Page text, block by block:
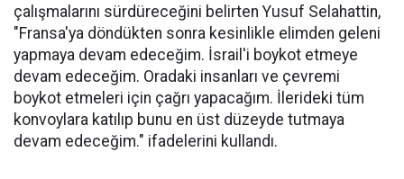
çalışmalarını sürdüreceğini belirten Yusuf Selahattin,
"Fransa'ya döndükten sonra kesinlikle elimden geleni
yapmaya devam edeceğim. İsrail'i boykot etmeye
devam edeceğim. Oradaki insanları ve çevremi
boykot etmeleri için çağrı yapacağım. İlerideki tüm
konvoylara katılıp bunu en üst düzeyde tutmaya
devam edeceğim." ifadelerini kullandı.